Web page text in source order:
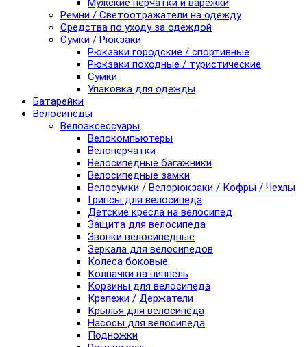
Мужские перчатки и варежки
Ремни / Светоотражатели на одежду
Средства по уходу за одеждой
Сумки / Рюкзаки
Рюкзаки городские / спортивные
Рюкзаки походные / туристические
Сумки
Упаковка для одежды
Батарейки
Велосипеды
Велоаксессуары
Велокомпьютеры
Велоперчатки
Велосипедные багажники
Велосипедные замки
Велосумки / Велорюкзаки / Кофры / Чехлы
Грипсы для велосипеда
Детские кресла на велосипед
Защита для велосипеда
Звонки велосипедные
Зеркала для велосипедов
Колеса боковые
Колпачки на ниппель
Корзины для велосипеда
Крепежи / Держатели
Крылья для велосипеда
Насосы для велосипеда
Подножки